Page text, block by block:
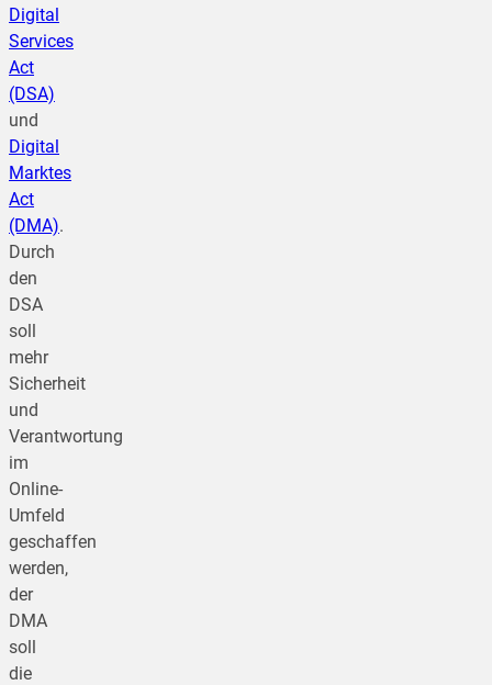
Digital
Services
Act
(DSA)
und
Digital
Marktes
Act
(DMA).
Durch
den
DSA
soll
mehr
Sicherheit
und
Verantwortung
im
Online-
Umfeld
geschaffen
werden,
der
DMA
soll
die